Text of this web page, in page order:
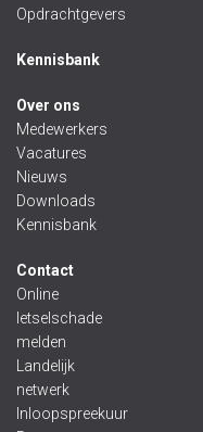
Opdrachtgevers
Kennisbank
Over ons
Medewerkers
Vacatures
Nieuws
Downloads
Kennisbank
Contact
Online
letselschade
melden
Landelijk
netwerk
Inloopspreekuur